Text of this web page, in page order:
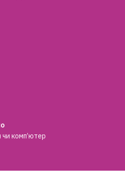
комп’ютер